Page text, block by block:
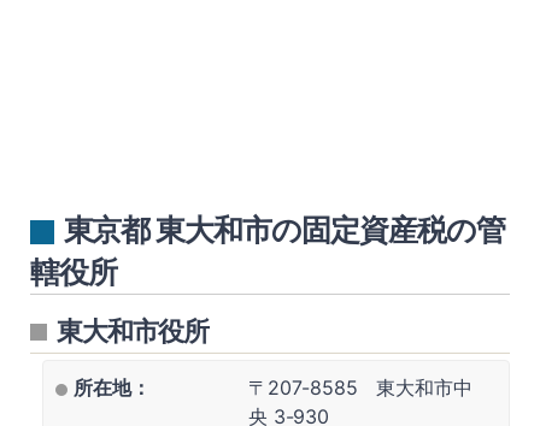
東京都 東大和市の固定資産税の管
轄役所
東大和市役所
所在地：
〒207-8585 東大和市中
央 3-930